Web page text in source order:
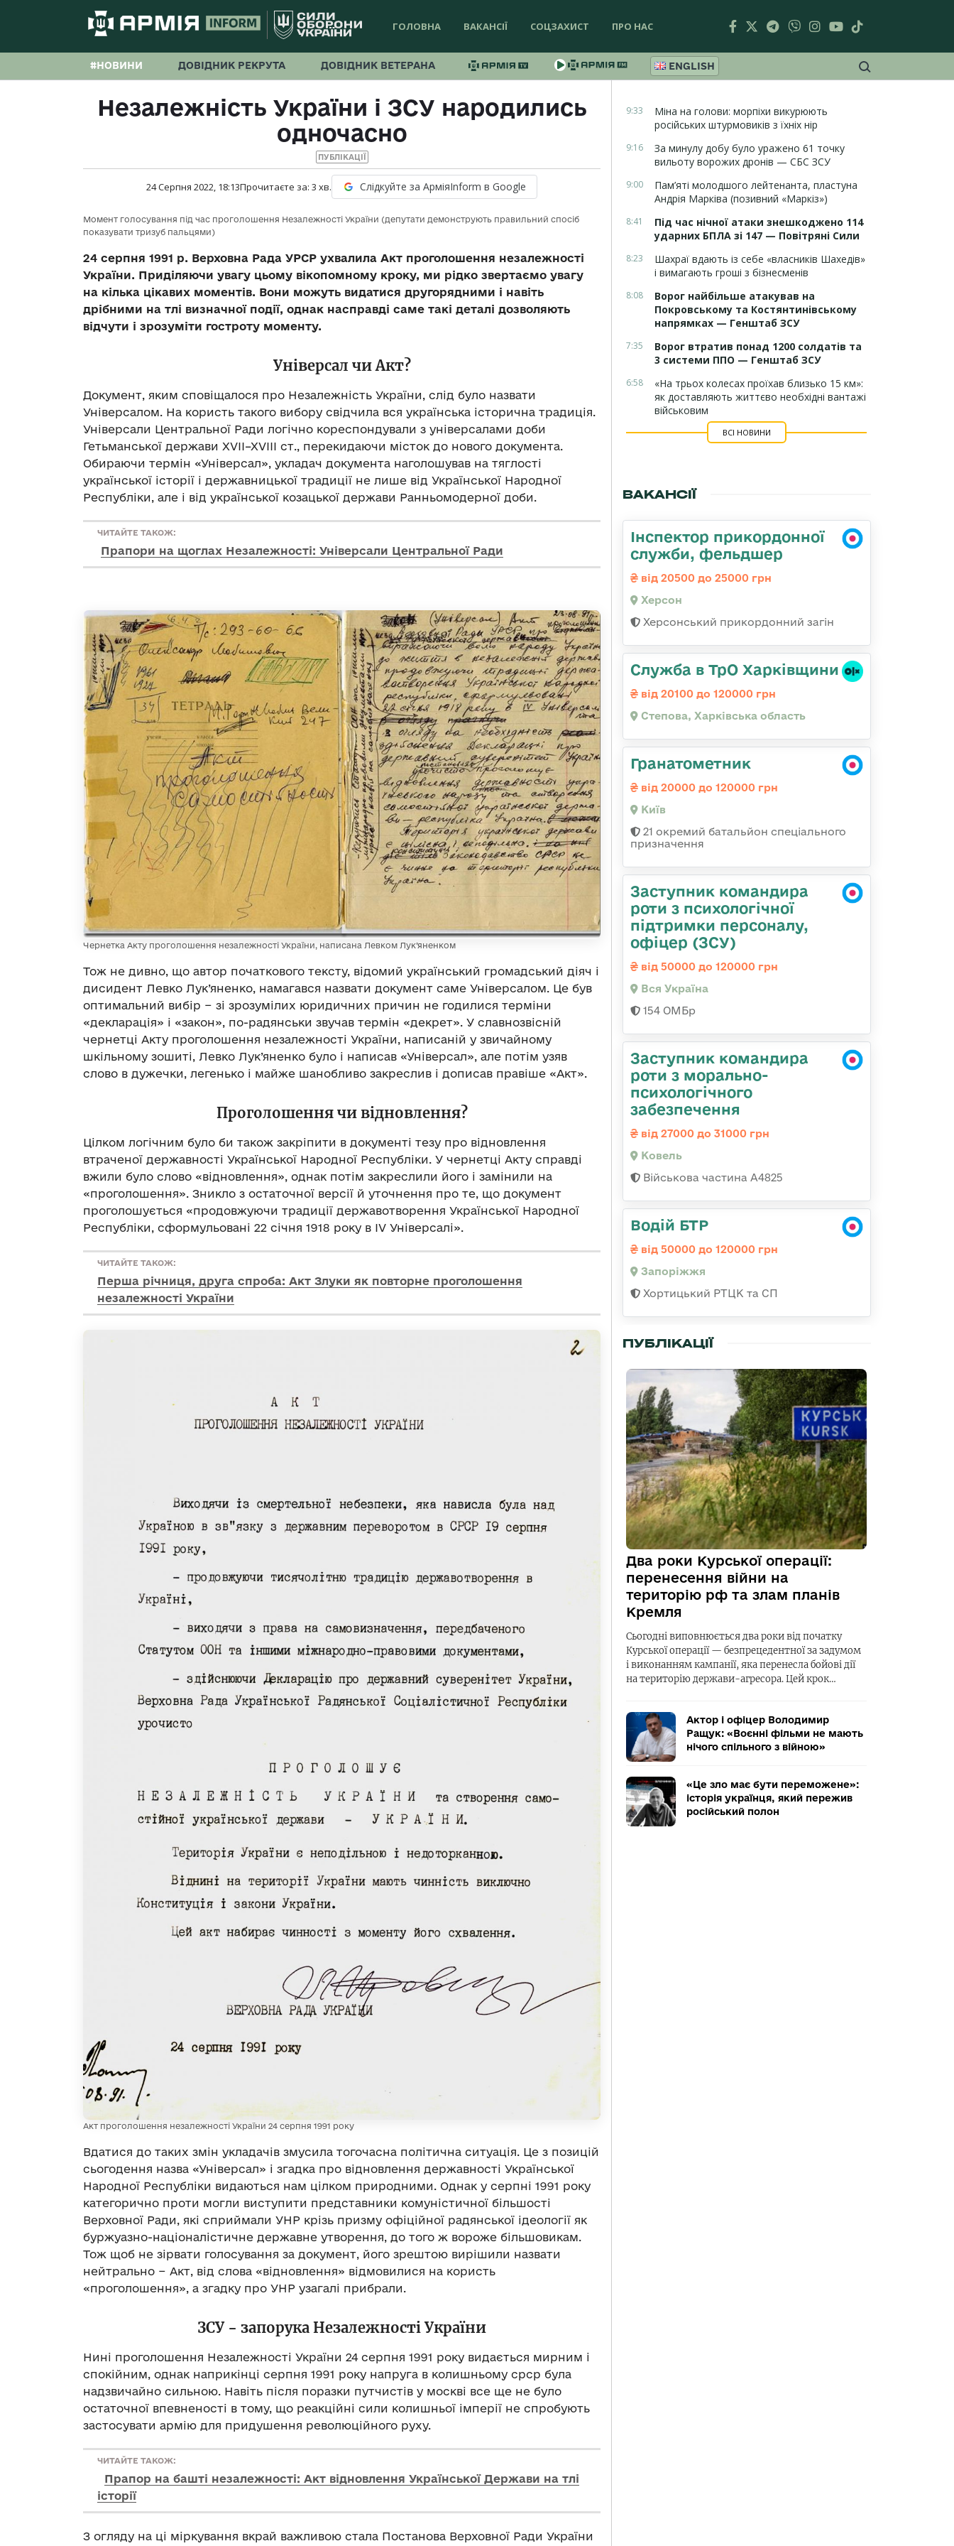
ГОЛОВНА ВАКАНСІЇ СОЦЗАХИСТ ПРО НАС
#НОВИНИ ДОВІДНИК РЕКРУТА ДОВІДНИК ВЕТЕРАНА ENGLISH
Незалежність України і ЗСУ народились
одночасно
ПУБЛІКАЦІЇ
24 Серпня 2022, 18:13Прочитаєте за: 3 хв. Слідкуйте за АрміяInform в Google
Момент голосування під час проголошення Незалежності України (депутати демонструють правильний спосіб
показувати тризуб пальцями)
24 серпня 1991 р. Верховна Рада УРСР ухвалила Акт проголошення незалежності
України. Приділяючи увагу цьому вікопомному кроку, ми рідко звертаємо увагу
на кілька цікавих моментів. Вони можуть видатися другорядними і навіть
дрібними на тлі визначної події, однак насправді саме такі деталі дозволяють
відчути і зрозуміти гостроту моменту.
Універсал чи Акт?
Документ, яким сповіщалося про Незалежність України, слід було назвати
Універсалом. На користь такого вибору свідчила вся українська історична традиція.
Універсали Центральної Ради логічно кореспондували з універсалами доби
Гетьманської держави XVII–XVIII ст., перекидаючи місток до нового документа.
Обираючи термін «Універсал», укладач документа наголошував на тяглості
української історії і державницької традиції не лише від Української Народної
Республіки, але і від української козацької держави Ранньомодерної доби.
ЧИТАЙТЕ ТАКОЖ:
Прапори на щоглах Незалежності: Універсали Центральної Ради
Чернетка Акту проголошення незалежності України, написана Левком Лук’яненком
Тож не дивно, що автор початкового тексту, відомий український громадський діяч і
дисидент Левко Лук’яненко, намагався назвати документ саме Універсалом. Це був
оптимальний вибір − зі зрозумілих юридичних причин не годилися терміни
«декларація» і «закон», по-радянськи звучав термін «декрет». У славнозвісній
чернетці Акту проголошення незалежності України, написаній у звичайному
шкільному зошиті, Левко Лук’яненко було і написав «Універсал», але потім узяв
слово в дужечки, легенько і майже шанобливо закреслив і дописав правіше «Акт».
Проголошення чи відновлення?
Цілком логічним було би також закріпити в документі тезу про відновлення
втраченої державності Української Народної Республіки. У чернетці Акту справді
вжили було слово «відновлення», однак потім закреслили його і замінили на
«проголошення». Зникло з остаточної версії й уточнення про те, що документ
проголошується «продовжуючи традиції державотворення Української Народної
Республіки, сформульовані 22 січня 1918 року в IV Універсалі».
ЧИТАЙТЕ ТАКОЖ:
Перша річниця, друга спроба: Акт Злуки як повторне проголошення
незалежності України
Акт проголошення незалежності України 24 серпня 1991 року
Вдатися до таких змін укладачів змусила тогочасна політична ситуація. Це з позицій
сьогодення назва «Універсал» і згадка про відновлення державності Української
Народної Республіки видаються нам цілком природними. Однак у серпні 1991 року
категорично проти могли виступити представники комуністичної більшості
Верховної Ради, які сприймали УНР крізь призму офіційної радянської ідеології як
буржуазно-націоналістичне державне утворення, до того ж вороже більшовикам.
Тож щоб не зірвати голосування за документ, його зрештою вирішили назвати
нейтрально − Акт, від слова «відновлення» відмовилися на користь
«проголошення», а згадку про УНР узагалі прибрали.
ЗСУ − запорука Незалежності України
Нині проголошення Незалежності України 24 серпня 1991 року видається мирним і
спокійним, однак наприкінці серпня 1991 року напруга в колишньому срср була
надзвичайно сильною. Навіть після поразки путчистів у москві все ще не було
остаточної впевненості в тому, що реакційні сили колишньої імперії не спробують
застосувати армію для придушення революційного руху.
ЧИТАЙТЕ ТАКОЖ:
Прапор на башті незалежності: Акт відновлення Української Держави на тлі
історії
З огляду на ці міркування вкрай важливою стала Постанова Верховної Ради України
9:33
Міна на голови: морпіхи викурюють
російських штурмовиків з їхніх нір
9:16
За минулу добу було уражено 61 точку
вильоту ворожих дронів — СБС ЗСУ
9:00
Пам’яті молодшого лейтенанта, пластуна
Андрія Марківа (позивний «Маркіз»)
8:41
Під час нічної атаки знешкоджено 114
ударних БПЛА зі 147 — Повітряні Сили
8:23
Шахраї вдають із себе «власників Шахедів»
і вимагають гроші з бізнесменів
8:08
Ворог найбільше атакував на
Покровському та Костянтинівському
напрямках — Генштаб ЗСУ
7:35
Ворог втратив понад 1200 солдатів та
3 системи ППО — Генштаб ЗСУ
6:58
«На трьох колесах проїхав близько 15 км»:
як доставляють життєво необхідні вантажі
військовим
ВСІ НОВИНИ
ВАКАНСІЇ
Інспектор прикордонної
служби, фельдшер
від 20500 до 25000 грн
Херсон
Херсонський прикордонний загін
Служба в ТрО Харківщини
від 20100 до 120000 грн
Степова, Харківська область
Гранатометник
від 20000 до 120000 грн
Київ
21 окремий батальйон спеціального
призначення
Заступник командира
роти з психологічної
підтримки персоналу,
офіцер (ЗСУ)
від 50000 до 120000 грн
Вся Україна
154 ОМБр
Заступник командира
роти з морально-
психологічного
забезпечення
від 27000 до 31000 грн
Ковель
Військова частина А4825
Водій БТР
від 50000 до 120000 грн
Запоріжжя
Хортицький РТЦК та СП
ПУБЛІКАЦІЇ
Два роки Курської операції:
перенесення війни на
територію рф та злам планів
Кремля
Сьогодні виповнюється два роки від початку
Курської операції — безпрецедентної за задумом
і виконанням кампанії, яка перенесла бойові дії
на територію держави-агресора. Цей крок…
Актор і офіцер Володимир
Ращук: «Воєнні фільми не мають
нічого спільного з війною»
«Це зло має бути переможене»:
історія українця, який пережив
російський полон